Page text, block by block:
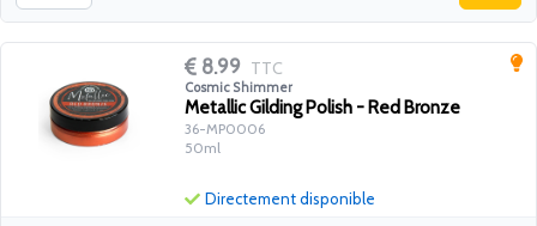
8.99 TTC
Cosmic Shimmer
Metallic Gilding Polish - Red Bronze
36-MP0006
50ml
Directement disponible